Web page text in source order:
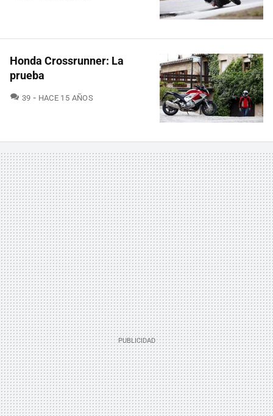
Honda Crossrunner: La
prueba
39 COMENTARIOS
HACE 15 AÑOS